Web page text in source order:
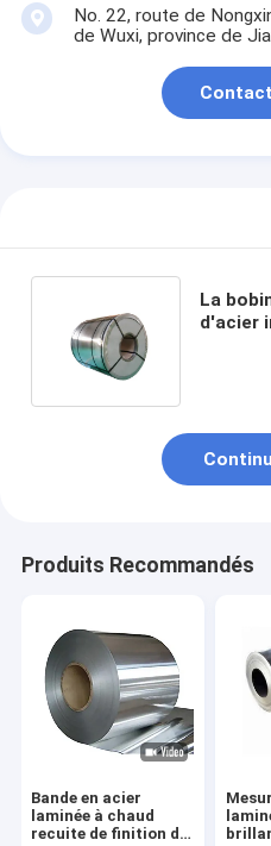
No. 22, route de
de Wuxi, province de
La
d'acier
Produits Recommandés
Bande en acier
laminée à chaud
recuite de finition de